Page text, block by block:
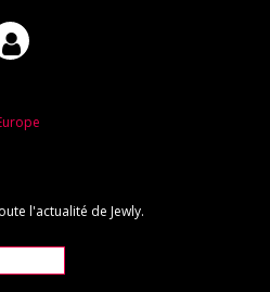
l'actualité de Jewly.